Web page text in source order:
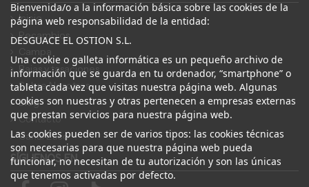
Inicio
Recambios
Bajas y tasaciones
Sobre Nosotros
Blog
Contacto
Canal Ético
Bienvenida/o a la información básica sobre las cookies de la
página web responsabilidad de la entidad:
DESGUACE EL OSTION S.L.
Una cookie o galleta informática es un pequeño archivo de
información que se guarda en tu ordenador, “smartphone” o
tableta cada vez que visitas nuestra página web. Algunas
cookies son nuestras y otras pertenecen a empresas externas
que prestan servicios para nuestra página web.
Las cookies pueden ser de varios tipos: las cookies técnicas
son necesarias para que nuestra página web pueda
funcionar, no necesitan de tu autorización y son las únicas
que tenemos activadas por defecto.
SÍGUENOS EN